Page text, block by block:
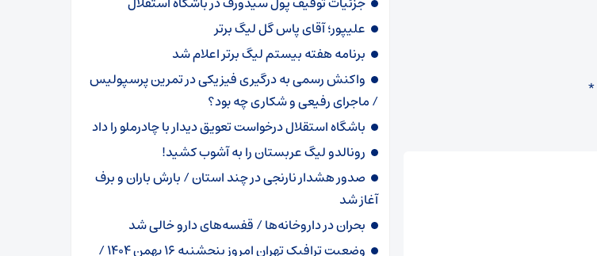
*
علیپور؛ آقای پاس گل لیگ برتر
برنامه هفته بیستم لیگ برتر اعلام شد
واکنش رسمی به درگیری فیزیکی در تمرین پرسپولیس
/ ماجرای رفیعی و شکاری چه بود؟
باشگاه استقلال درخواست تعویق دیدار با چادرملو را داد
رونالدو لیگ عربستان را به آشوب کشید!
صدور هشدار نارنجی در چند استان / بارش باران و برف
آغاز شد
بحران در داروخانه‌ها / قفسه‌های دارو خالی شد
وضعیت ترافیک تهران امروز پنجشنبه ۱۶ بهمن ۱۴۰۴ /